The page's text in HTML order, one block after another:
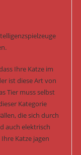
Ihre Katze im
ist diese Art von
Tier muss selbst
Kategorie
die sich durch
auch elektrisch
Katze jagen